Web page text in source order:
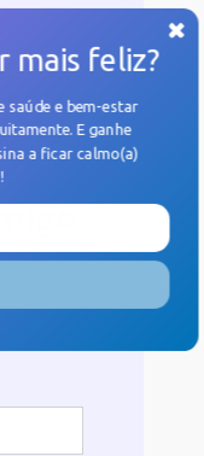
mais feliz?
saúde e bem-estar
E ganhe
a ficar calmo(a)